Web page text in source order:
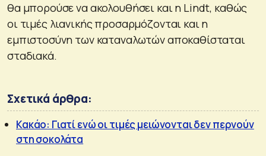
θα μπορούσε να ακολουθήσει και η Lindt, καθώς
οι τιμές λιανικής προσαρμόζονται και η
εμπιστοσύνη των καταναλωτών αποκαθίσταται
σταδιακά.
Σχετικά άρθρα:
Κακάο: Γιατί ενώ οι τιμές μειώνονται δεν περνούν
στη σοκολάτα